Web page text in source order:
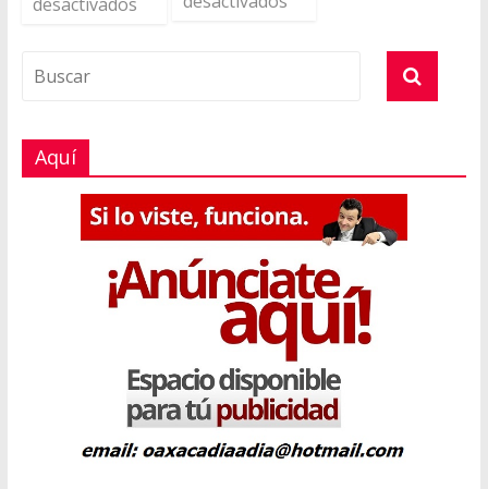
desactivados
Aquí